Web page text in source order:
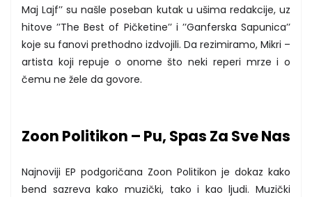
Maj Lajf’’ su našle poseban kutak u ušima redakcije, uz
hitove ’’The Best of Pičketine’’ i ’’Ganferska Sapunica’’
koje su fanovi prethodno izdvojili. Da rezimiramo, Mikri –
artista koji repuje o onome što neki reperi mrze i o
čemu ne žele da govore.
Zoon Politikon – Pu, Spas Za Sve Nas
Najnoviji EP podgoričana Zoon Politikon je dokaz kako
bend sazreva kako muzički, tako i kao ljudi. Muzički